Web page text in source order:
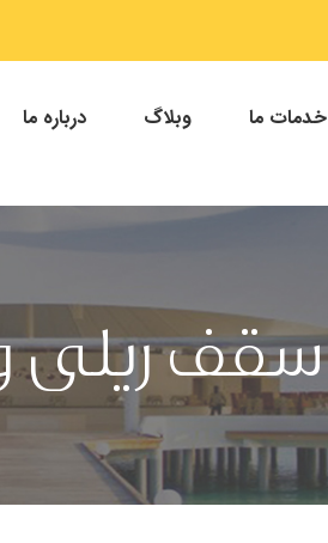
خدمات ما وبلاگ درباره ما
سقف ریلی